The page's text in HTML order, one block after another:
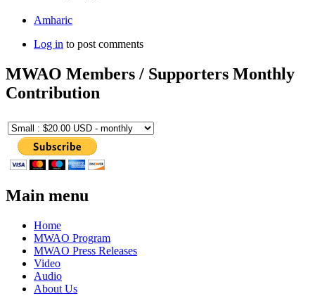
Amharic
Log in to post comments
MWAO Members / Supporters Monthly
Contribution
Main menu
Home
MWAO Program
MWAO Press Releases
Video
Audio
About Us